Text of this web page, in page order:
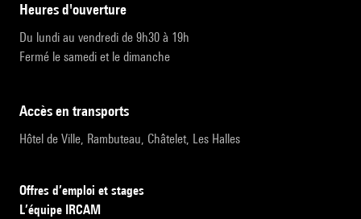
heures d'ouverture
Du lundi au vendredi de 9h30 à 19h
Fermé le samedi et le dimanche
accès en transports
Hôtel de Ville, Rambuteau, Châtelet, Les Halles
Offres d’emploi et stages
L’équipe IRCAM